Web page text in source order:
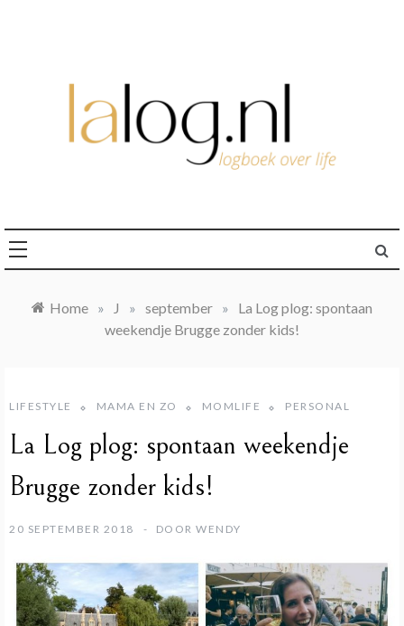
Home » J » september »
La Log plog: spontaan
weekendje Brugge zonder kids!
LIFESTYLE MAMA EN ZO MOMLIFE PERSONAL
La Log plog: spontaan weekendje
Brugge zonder kids!
20 SEPTEMBER 2018 DOOR WENDY